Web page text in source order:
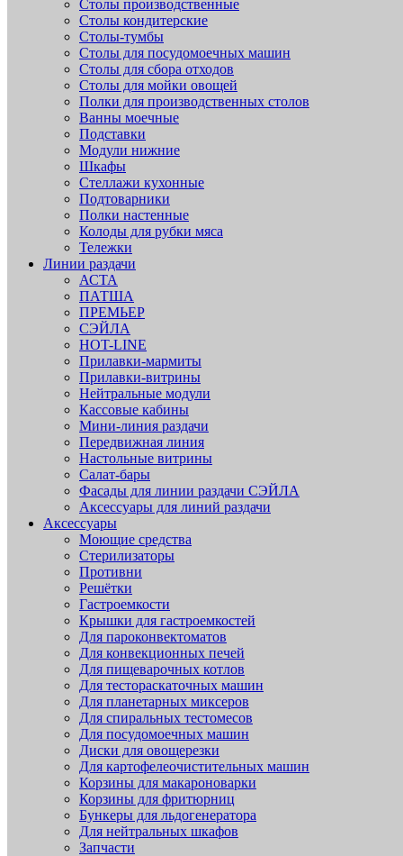
Столы производственные
Столы кондитерские
Столы-тумбы
Столы для посудомоечных машин
Столы для сбора отходов
Столы для мойки овощей
Полки для производственных столов
Ванны моечные
Подставки
Модули нижние
Шкафы
Стеллажи кухонные
Подтоварники
Полки настенные
Колоды для рубки мяса
Тележки
Линии раздачи
АСТА
ПАТША
ПРЕМЬЕР
СЭЙЛА
HOT-LINE
Прилавки-мармиты
Прилавки-витрины
Нейтральные модули
Кассовые кабины
Мини-линия раздачи
Передвижная линия
Настольные витрины
Салат-бары
Фасады для линии раздачи СЭЙЛА
Аксессуары для линий раздачи
Аксессуары
Моющие средства
Стерилизаторы
Противни
Решётки
Гастроемкости
Крышки для гастроемкостей
Для пароконвектоматов
Для конвекционных печей
Для пищеварочных котлов
Для тестораскаточных машин
Для планетарных миксеров
Для спиральных тестомесов
Для посудомоечных машин
Диски для овощерезки
Для картофелеочистительных машин
Корзины для макароноварки
Корзины для фритюрниц
Бункеры для льдогенератора
Для нейтральных шкафов
Запчасти